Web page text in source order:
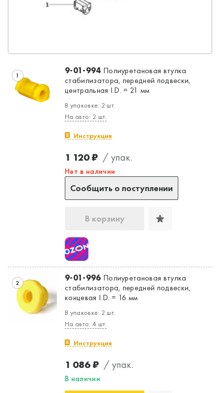
Да, верно Нет, выбрать другой
1 9-01-994 Полиуретановая втулка
стабилизатора, передней подвески,
центральная I.D. = 21 мм
В упаковке: 2 шт.
На авто: 2 шт.
Инструкция
1 120 ₽ / упак.
Нет в наличии
Сообщить о поступлении
В корзину
2 9-01-996 Полиуретановая втулка
стабилизатора, передней подвески,
концевая I.D. = 16 мм
В упаковке: 2 шт.
На авто: 4 шт.
Инструкция
1 086 ₽ / упак.
В наличии